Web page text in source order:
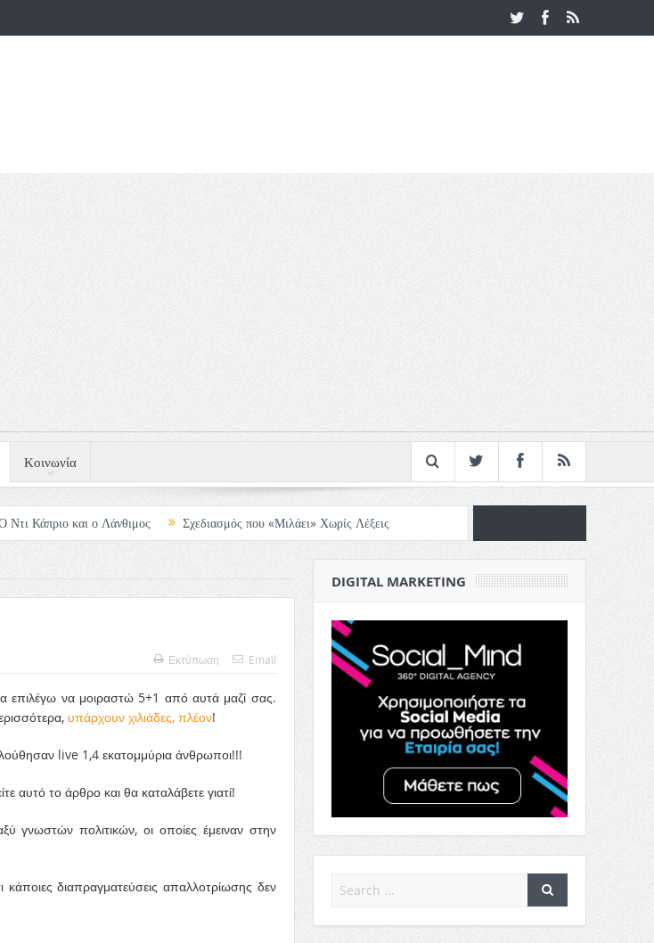
Κοινωνία
Ντι Κάπριο και ο Λάνθιμος
Σχεδιασμός που «Μιλάει» Χωρίς Λέξεις
Το Top 5 της εβδομάδας #517
Το νουάρ στον ελληνικό κινηματογράφο
Βήματα Μπροστά για Σένα και την Επιχείρησή σου
Όψεις και Απόψεις
Εκτύπωση Email
να μοιραστώ 5+1 από αυτά μαζί σας.
υπάρχουν χιλιάδες, πλέον!
live 1,4 εκατομμύρια άνθρωποι!!!
αυτό το άρθρο και θα καταλάβετε γιατί!
γνωστών πολιτικών, οι οποίες έμειναν στην
κάποιες διαπραγματεύσεις απαλλοτρίωσης δεν
DIGITAL MARKETING